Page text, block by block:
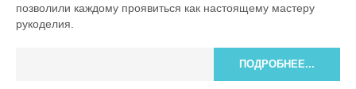
позволили каждому проявиться как настоящему мастеру
рукоделия.
ПОДРОБНЕЕ...